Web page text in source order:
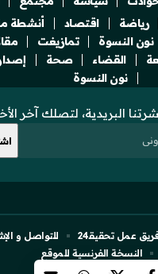
رياضة اقتصاد
أنشطة
نون النسوة تمازيغت
القضاء صحة
نون النسوة
البريدية، لتصلك آخر
عمل تحقيقـ24
للتواصل و
النسخة الفرنسية للموقع